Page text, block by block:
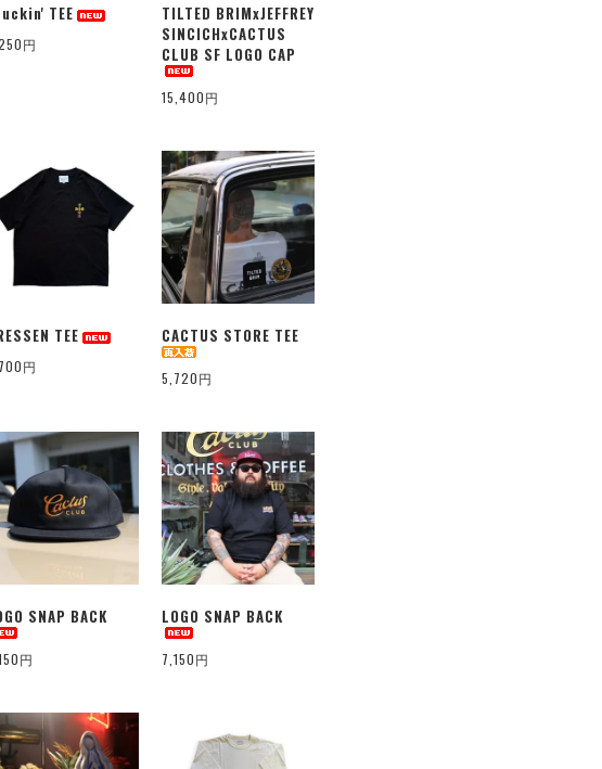
TEE
円
TILTED BRIMxJEFFREY
SINCICHxCACTUS
CLUB SF LOGO CAP
15,400円
TEE
円
CACTUS STORE TEE
5,720円
SNAP BACK
円
LOGO SNAP BACK
7,150円